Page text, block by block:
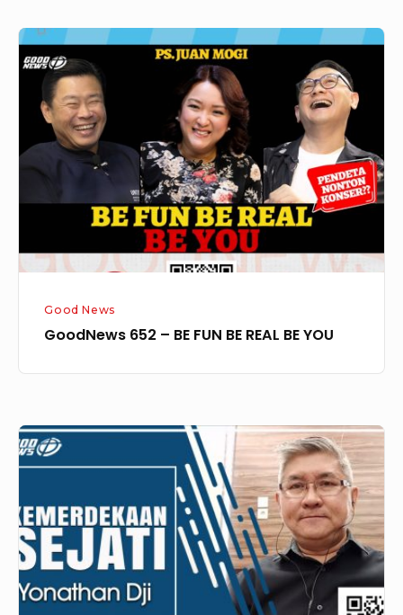
GoodNews
652
FUN
BE
Good News
GoodNews 652 – BE FUN BE REAL BE YOU
GoodNews
573
Kemerdekaan
Sejati